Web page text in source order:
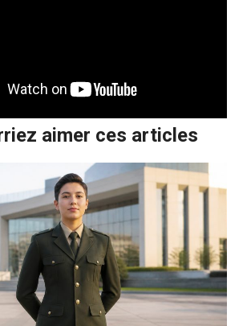
aimer ces articles